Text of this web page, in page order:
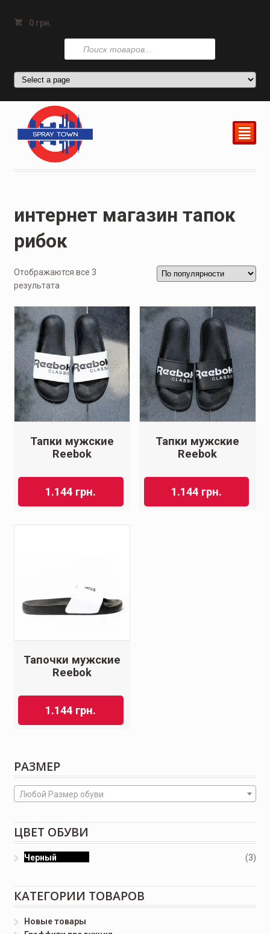
0 грн.
Поиск
товаров
²
интернет магазин тапок
рибок
Отображаются все 3
результата
Тапки мужские
Reebok
1.144 грн.
Тапки мужские
Reebok
1.144 грн.
Тапочки мужские
Reebok
1.144 грн.
РАЗМЕР
Любой Размер обуви
ЦВЕТ ОБУВИ
Черный (3)
КАТЕГОРИИ ТОВАРОВ
Новые товары